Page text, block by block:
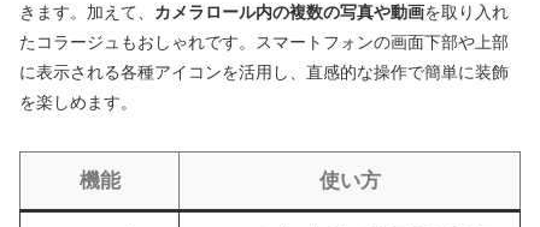
きます。加えて、 カメラロール内の複数の写真や動画を取り入れ
たコラージュもおしゃれです。スマートフォンの画面下部や上部
に表示される各種アイコンを活用し、直感的な操作で簡単に装飾
を楽しめます。
機能 使い方